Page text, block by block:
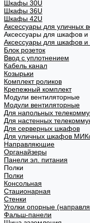
Шкафы 30U
Шкафы 36U
Шкафы 42U
Аксессуары для уличных
Аксессуары для шкафов и
Аксессуары для шкафов и
Блок розеток
Ввод с уплотнением
Кабель канал
Козырьки
Комплект роликов
Крепежный комплект
Модули вентиляторные
Модули вентиляторные
Для напольных
Для настенных
Для серверных шкафов
Для уличных шкафов
Направляющие
Органайзеры
Панели эл. питания
Полки
Полки
Консольная
Стационарная
Стенки
Уголки опорные
Фальш-панели